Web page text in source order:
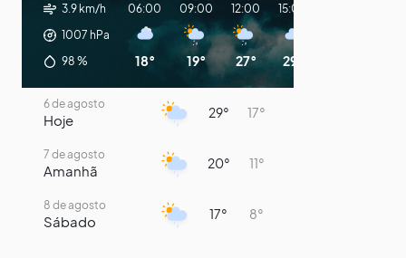
3.9 km/h
1007 hPa
98 %
06:00
18°
09:00
19°
12:00
27°
15:00
29°
6 de agosto
Hoje 29° 17°
7 de agosto
Amanhã 20° 11°
8 de agosto
Sábado 17° 8°